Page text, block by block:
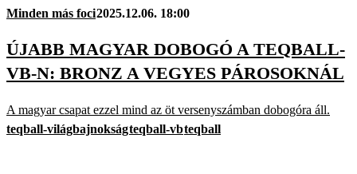
Minden más foci2025.12.06. 18:00
ÚJABB MAGYAR DOBOGÓ A TEQBALL-
VB-N: BRONZ A VEGYES PÁROSOKNÁL
A magyar csapat ezzel mind az öt versenyszámban dobogóra áll.
teqball-világbajnokságteqball-vbteqball